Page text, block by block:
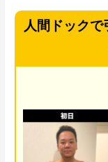
人間ドック